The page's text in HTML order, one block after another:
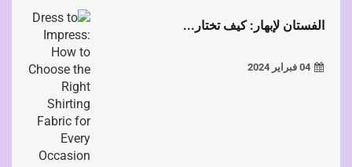
الفستان لإبهار: كيف تختار...
04 فبراير 2024